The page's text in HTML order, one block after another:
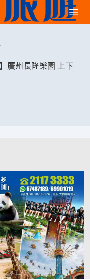
廣州長隆樂園 上下